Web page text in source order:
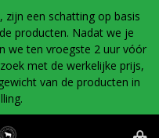
zijn een schatting op basis
producten. Nadat we je
we ten vroegste 2 uur vóór
met de werkelijke prijs,
van de producten in